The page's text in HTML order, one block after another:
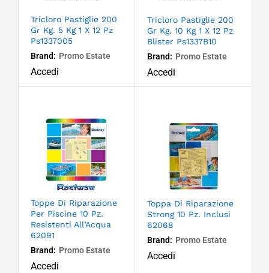
Tricloro Pastiglie 200
Gr Kg. 5 Kg 1 X 12 Pz
Ps1337005
Brand: Promo Estate
Accedi
Tricloro Pastiglie 200
Gr Kg. 10 Kg 1 X 12 Pz
Blister Ps1337B10
Brand: Promo Estate
Accedi
Toppe Di Riparazione
Per Piscine 10 Pz.
Resistenti All’Acqua
62091
Brand: Promo Estate
Accedi
Toppa Di Riparazione
Strong 10 Pz. Inclusi
62068
Brand: Promo Estate
Accedi